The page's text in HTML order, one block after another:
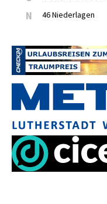
N 46 Niederlagen